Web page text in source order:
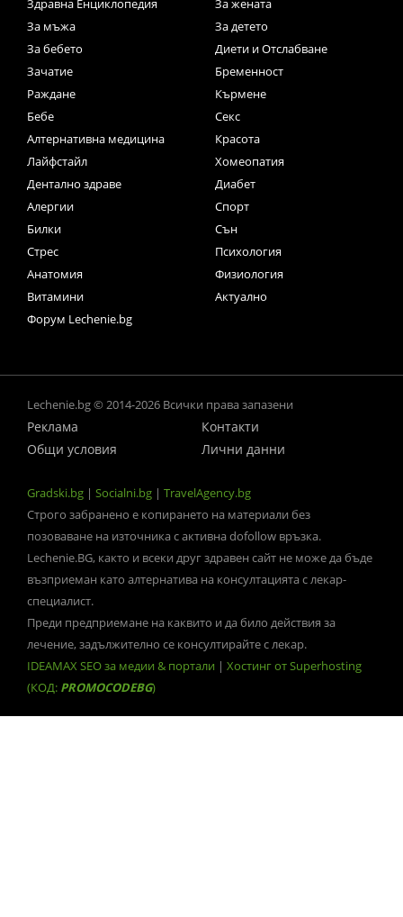
Здравна Енциклопедия
За жената
За мъжа
За детето
За бебето
Диети и Отслабване
Зачатие
Бременност
Раждане
Кърмене
Бебе
Секс
Алтернативна медицина
Красота
Лайфстайл
Хомеопатия
Дентално здраве
Диабет
Алергии
Спорт
Билки
Сън
Стрес
Психология
Анатомия
Физиология
Витамини
Актуално
Форум Lechenie.bg
Lechenie.bg © 2014-2026 Всички права запазени
Реклама
Контакти
Общи условия
Лични данни
Gradski.bg | Socialni.bg | TravelAgency.bg
Строго забранено е копирането на материали без
позоваване на източника с активна dofollow връзка.
Lechenie.BG, както и всеки друг здравен сайт не може да бъде
възприеман като алтернатива на консултацията с лекар-
специалист.
Преди предприемане на каквито и да било действия за
лечение, задължително се консултирайте с лекар.
IDEAMAX SEO за медии & портали | Хостинг от Superhosting
(КОД: PROMOCODEBG)